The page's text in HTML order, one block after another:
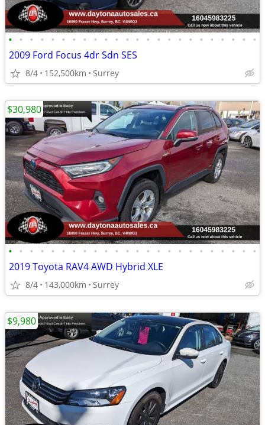
• • • • • • • • • • • • • • • • • • • • • • • •
2009 Ford Focus 4dr Sdn SES
8/4 152,500km Surrey
• • • • • • • • • • • • • • • • • • • • • • • •
2019 Toyota RAV4 AWD Hybrid XLE
8/4 143,000km Surrey
$30,980
$9,980